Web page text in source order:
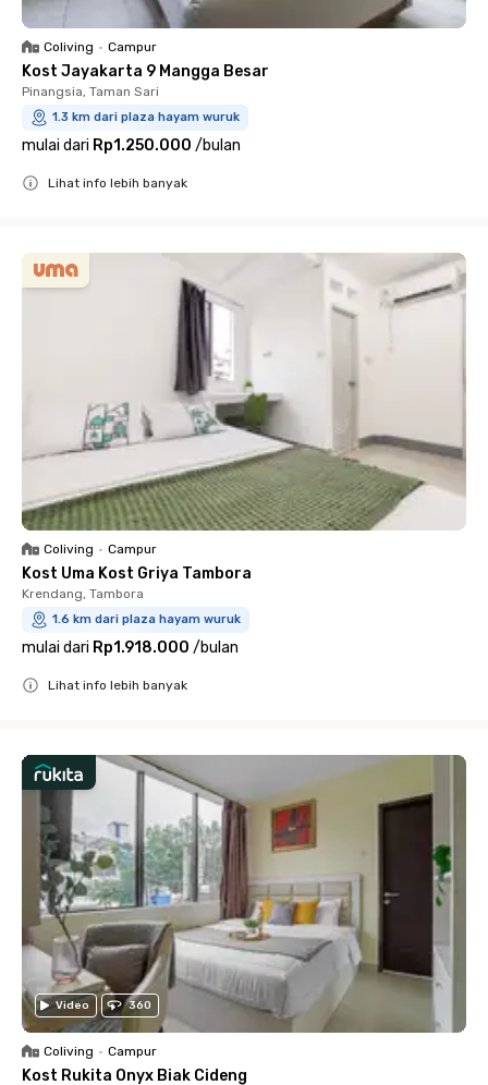
Coliving • Campur
Kost Jayakarta 9 Mangga Besar
Pinangsia, Taman Sari
1.3 km dari plaza hayam wuruk
mulai dari Rp1.250.000 /bulan
Lihat info lebih banyak
Coliving • Campur
Kost Uma Kost Griya Tambora
Krendang, Tambora
1.6 km dari plaza hayam wuruk
mulai dari Rp1.918.000 /bulan
Lihat info lebih banyak
Video 360
Coliving • Campur
Kost Rukita Onyx Biak Cideng